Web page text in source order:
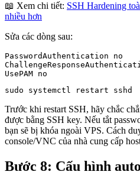
📖 Xem chi tiết: SSH Hardening
nhiều hơn
Sửa các dòng sau:
PasswordAuthentication no
UsePAM no
sudo systemctl restart sshd
Trước khi restart SSH, hãy chắc
được bằng SSH key. Nếu tắt
bạn sẽ bị khóa ngoài VPS. Cách
console/VNC của nhà cung cấp
Bước 8: Cấu hình